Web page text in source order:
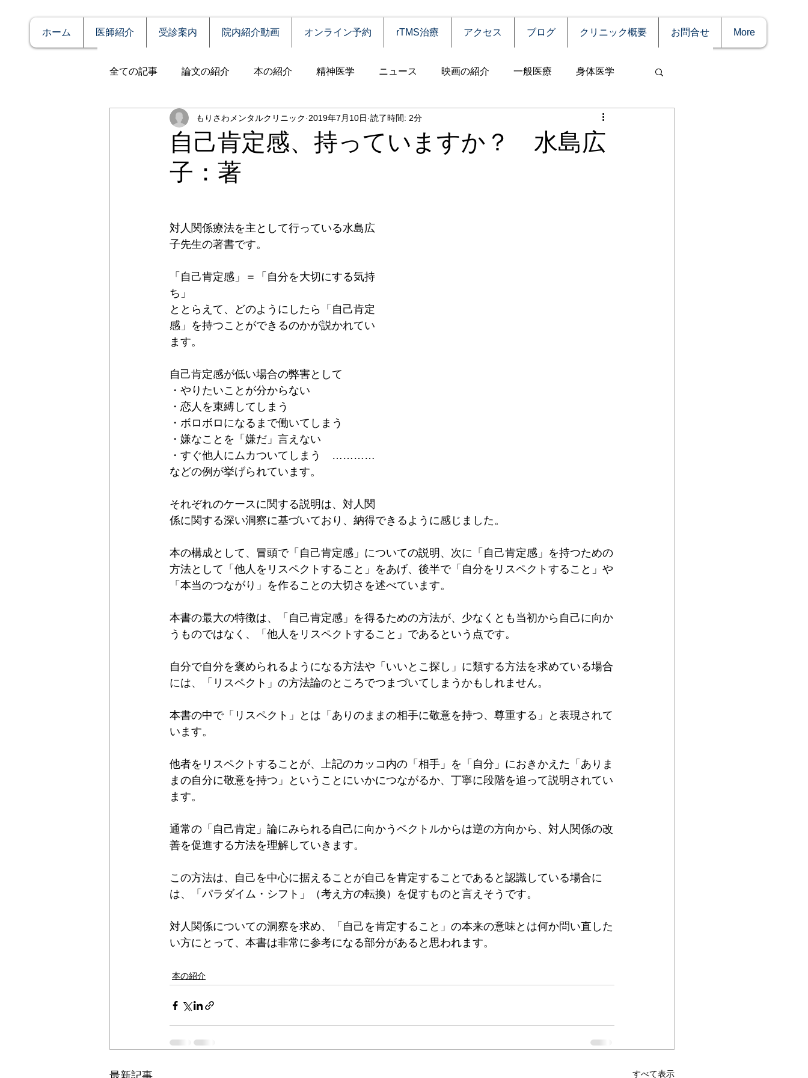
ホーム 医師紹介 受診案内 院内紹介動画 オンライン予約 rTMS治療 アクセス ブログ クリニック概要 お問合せ More
全ての記事 論文の紹介 本の紹介 精神医学 ニュース 映画の紹介 一般医療 身体医学
症例報告 発達障害 自殺 認知症 うつ病
アルコール依存（乱用）
自己肯定感、持っていますか？ 水島広
子：著
もりさわメンタルクリニック 2019年7月10日 読了時間: 2分
対人関係療法を主として行っている水島広
子先生の著書です。
「自己肯定感」＝「自分を大切にする気持
ち」
ととらえて、どのようにしたら「自己肯定
感」を持つことができるのかが説かれてい
ます。
自己肯定感が低い場合の弊害として
・やりたいことが分からない
・恋人を束縛してしまう
・ボロボロになるまで働いてしまう
・嫌なことを「嫌だ」言えない
・すぐ他人にムカついてしまう　…………
などの例が挙げられています。
それぞれのケースに関する説明は、対人関
係に関する深い洞察に基づいており、納得できるように感じました。
本の構成として、冒頭で「自己肯定感」についての説明、次に「自己肯定感」を持つための
方法として「他人をリスペクトすること」をあげ、後半で「自分をリスペクトすること」や
「本当のつながり」を作ることの大切さを述べています。
本書の最大の特徴は、「自己肯定感」を得るための方法が、少なくとも当初から自己に向か
うものではなく、「他人をリスペクトすること」であるという点です。
自分で自分を褒められるようになる方法や「いいとこ探し」に類する方法を求めている場合
には、「リスペクト」の方法論のところでつまづいてしまうかもしれません。
本書の中で「リスペクト」とは「ありのままの相手に敬意を持つ、尊重する」と表現されて
います。
他者をリスペクトすることが、上記のカッコ内の「相手」を「自分」におきかえた「ありま
まの自分に敬意を持つ」ということにいかにつながるか、丁寧に段階を追って説明されてい
ます。
通常の「自己肯定」論にみられる自己に向かうベクトルからは逆の方向から、対人関係の改
善を促進する方法を理解していきます。
この方法は、自己を中心に据えることが自己を肯定することであると認識している場合に
は、「パラダイム・シフト」（考え方の転換）を促すものと言えそうです。
対人関係についての洞察を求め、「自己を肯定すること」の本来の意味とは何か問い直した
い方にとって、本書は非常に参考になる部分があると思われます。
本の紹介
最新記事 すべて表示